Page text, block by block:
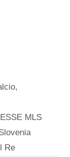
,
MLS
Re